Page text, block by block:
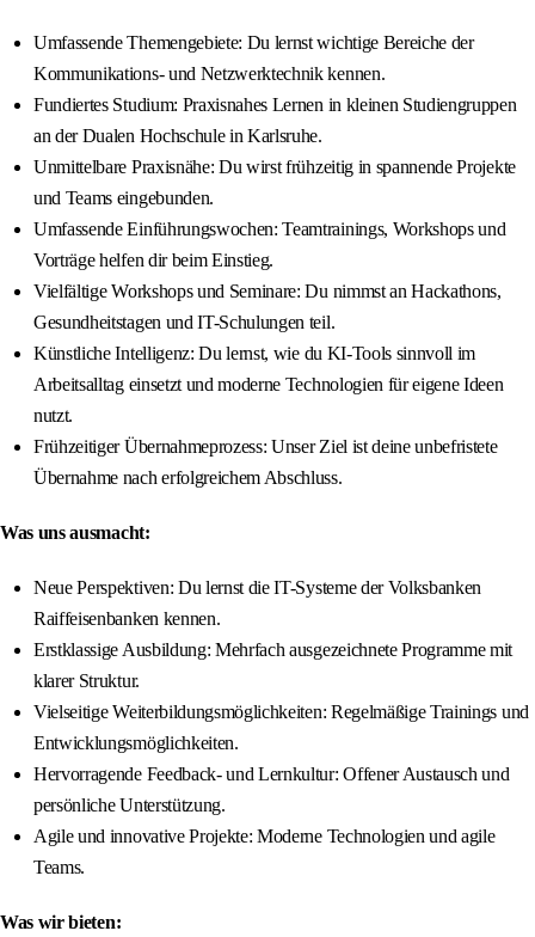
Umfassende Themengebiete: Du lernst wichtige Bereiche der
Kommunikations- und Netzwerktechnik kennen.
Fundiertes Studium: Praxisnahes Lernen in kleinen Studiengruppen
an der Dualen Hochschule in Karlsruhe.
Unmittelbare Praxisnähe: Du wirst frühzeitig in spannende Projekte
und Teams eingebunden.
Umfassende Einführungswochen: Teamtrainings, Workshops und
Vorträge helfen dir beim Einstieg.
Vielfältige Workshops und Seminare: Du nimmst an Hackathons,
Gesundheitstagen und IT-Schulungen teil.
Künstliche Intelligenz: Du lernst, wie du KI-Tools sinnvoll im
Arbeitsalltag einsetzt und moderne Technologien für eigene Ideen
nutzt.
Frühzeitiger Übernahmeprozess: Unser Ziel ist deine unbefristete
Übernahme nach erfolgreichem Abschluss.
Was uns ausmacht:
Neue Perspektiven: Du lernst die IT-Systeme der Volksbanken
Raiffeisenbanken kennen.
Erstklassige Ausbildung: Mehrfach ausgezeichnete Programme mit
klarer Struktur.
Vielseitige Weiterbildungsmöglichkeiten: Regelmäßige Trainings und
Entwicklungsmöglichkeiten.
Hervorragende Feedback- und Lernkultur: Offener Austausch und
persönliche Unterstützung.
Agile und innovative Projekte: Moderne Technologien und agile
Teams.
Was wir bieten: